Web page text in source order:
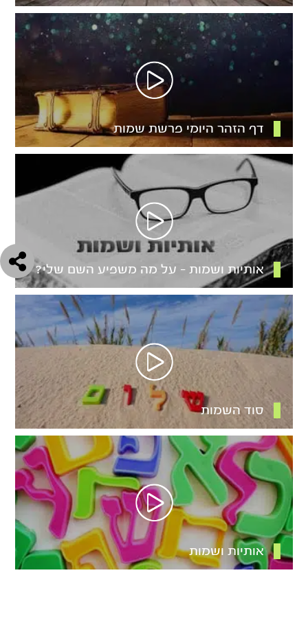
דף הזהר היומי פרשת שמות
אותיות ושמות – על מה משפיע השם שלי?
סוד השמות
אותיות ושמות